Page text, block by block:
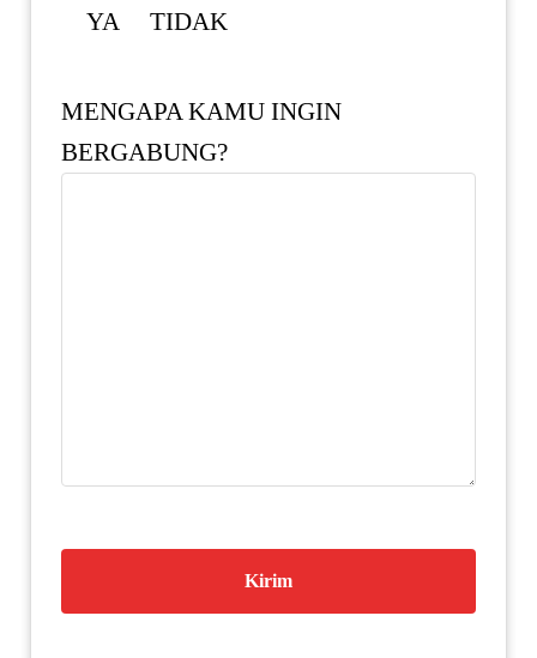
YA TIDAK
MENGAPA KAMU INGIN
BERGABUNG?